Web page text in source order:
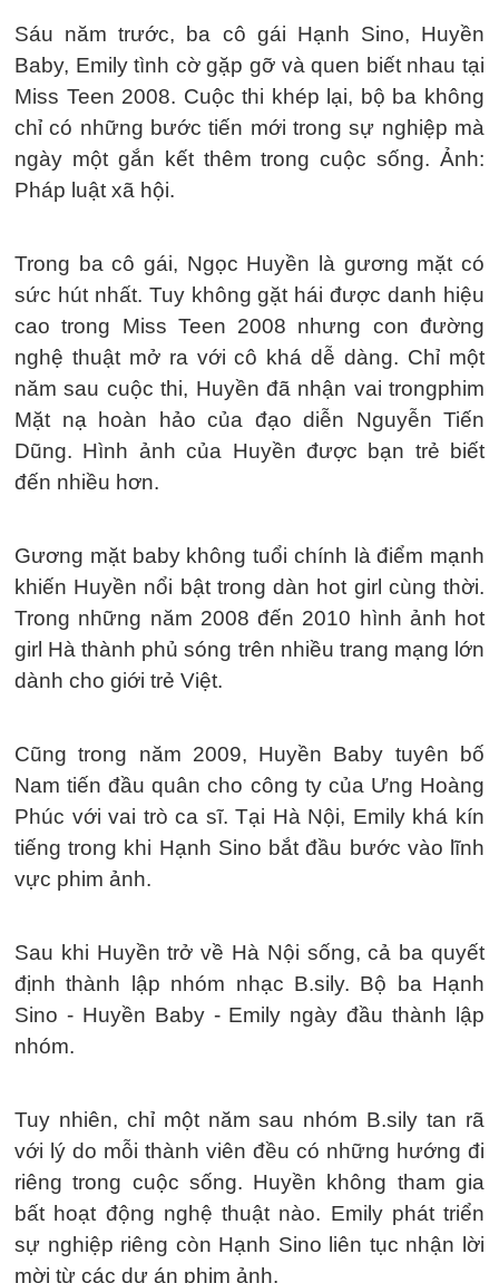
Sáu năm trước, ba cô gái Hạnh Sino, Huyền
Baby, Emily tình cờ gặp gỡ và quen biết nhau tại
Miss Teen 2008. Cuộc thi khép lại, bộ ba không
chỉ có những bước tiến mới trong sự nghiệp mà
ngày một gắn kết thêm trong cuộc sống. Ảnh:
Pháp luật xã hội.
Trong ba cô gái, Ngọc Huyền là gương mặt có
sức hút nhất. Tuy không gặt hái được danh hiệu
cao trong Miss Teen 2008 nhưng con đường
nghệ thuật mở ra với cô khá dễ dàng. Chỉ một
năm sau cuộc thi, Huyền đã nhận vai trongphim
Mặt nạ hoàn hảo của đạo diễn Nguyễn Tiến
Dũng. Hình ảnh của Huyền được bạn trẻ biết
đến nhiều hơn.
Gương mặt baby không tuổi chính là điểm mạnh
khiến Huyền nổi bật trong dàn hot girl cùng thời.
Trong những năm 2008 đến 2010 hình ảnh hot
girl Hà thành phủ sóng trên nhiều trang mạng lớn
dành cho giới trẻ Việt.
Cũng trong năm 2009, Huyền Baby tuyên bố
Nam tiến đầu quân cho công ty của Ưng Hoàng
Phúc với vai trò ca sĩ. Tại Hà Nội, Emily khá kín
tiếng trong khi Hạnh Sino bắt đầu bước vào lĩnh
vực phim ảnh.
Sau khi Huyền trở về Hà Nội sống, cả ba quyết
định thành lập nhóm nhạc B.sily. Bộ ba Hạnh
Sino - Huyền Baby - Emily ngày đầu thành lập
nhóm.
Tuy nhiên, chỉ một năm sau nhóm B.sily tan rã
với lý do mỗi thành viên đều có những hướng đi
riêng trong cuộc sống. Huyền không tham gia
bất hoạt động nghệ thuật nào. Emily phát triển
sự nghiệp riêng còn Hạnh Sino liên tục nhận lời
mời từ các dự án phim ảnh.